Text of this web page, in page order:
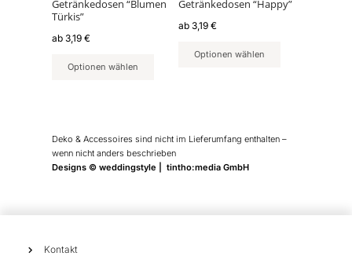
Getränkedosen “Blumen
Türkis”
ab 3,19 €
Optionen wählen
können
auf
der
gewählt
Getränkedosen “Happy”
ab3,19€
Optionen wählen
können
auf
Produktseite
Deko & Accessoires sind nicht im Lieferumfang enthalten –
wenn nicht anders beschrieben
Designs © weddingstyle | tintho:media GmbH
Kontakt